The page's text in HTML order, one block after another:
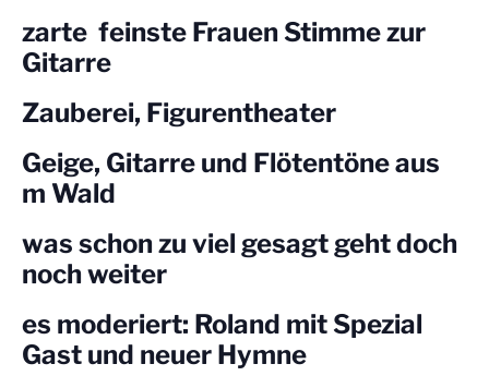
zarte feinste Frauen Stimme zur
Gitarre
Zauberei, Figurentheater
Geige, Gitarre und Flötentöne aus
m Wald
was schon zu viel gesagt geht doch
noch weiter
es moderiert: Roland mit Spezial
Gast und neuer Hymne